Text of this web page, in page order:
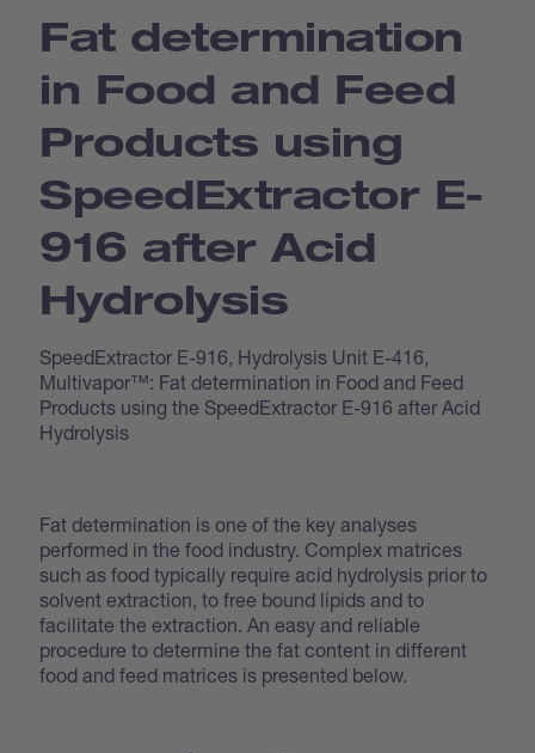
Fat determination
in Food and Feed
Products using
Speed­Extractor E-
916 after Acid
Hydrolysis
SpeedExtractor E-916, Hydrolysis Unit E-416,
Multivapor™: Fat determination in Food and Feed
Products using the SpeedExtractor E-916 after Acid
Hydrolysis
Fat determination is one of the key analyses
performed in the food industry. Complex matrices
such as food typically require acid hydrolysis prior to
solvent extraction, to free bound lipids and to
facilitate the extraction. An easy and reliable
procedure to determine the fat content in different
food and feed matrices is presented below.